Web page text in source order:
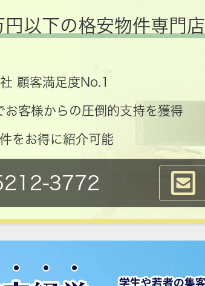
以下の格安物件専門店
顧客満足度No.1
客様からの圧倒的支持を獲得
をお得に紹介可能
3772